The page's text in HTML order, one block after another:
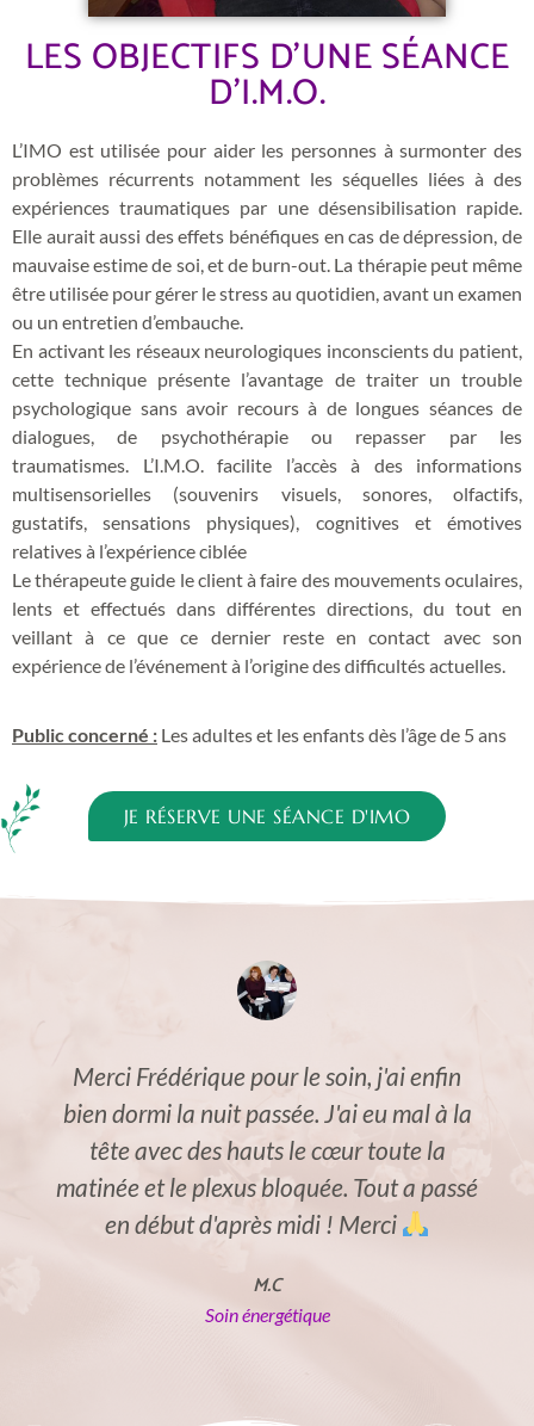
LES OBJECTIFS D'UNE SÉANCE
D'I.M.O.
L’IMO est utilisée pour aider les personnes à surmonter des
problèmes récurrents notamment les séquelles liées à des
expériences traumatiques par une désensibilisation rapide.
Elle aurait aussi des effets bénéfiques en cas de dépression, de
mauvaise estime de soi, et de burn-out. La thérapie peut même
être utilisée pour gérer le stress au quotidien, avant un examen
ou un entretien d’embauche.
En activant les réseaux neurologiques inconscients du patient,
cette technique présente l’avantage de traiter un trouble
psychologique sans avoir recours à de longues séances de
dialogues, de psychothérapie ou repasser par les
traumatismes. L’I.M.O. facilite l’accès à des informations
multisensorielles (souvenirs visuels, sonores, olfactifs,
gustatifs, sensations physiques), cognitives et émotives
relatives à l’expérience ciblée
Le thérapeute guide le client à faire des mouvements oculaires,
lents et effectués dans différentes directions, du tout en
veillant à ce que ce dernier reste en contact avec son
expérience de l’événement à l’origine des difficultés actuelles.
Public concerné : Les adultes et les enfants dès l’âge de 5 ans
JE RÉSERVE UNE SÉANCE D'IMO
Merci Frédérique pour le soin, j'ai enfin
bien dormi la nuit passée. J'ai eu mal à la
tête avec des hauts le cœur toute la
matinée et le plexus bloquée. Tout a passé
en début d'après midi ! Merci
M.C
Soin énergétique